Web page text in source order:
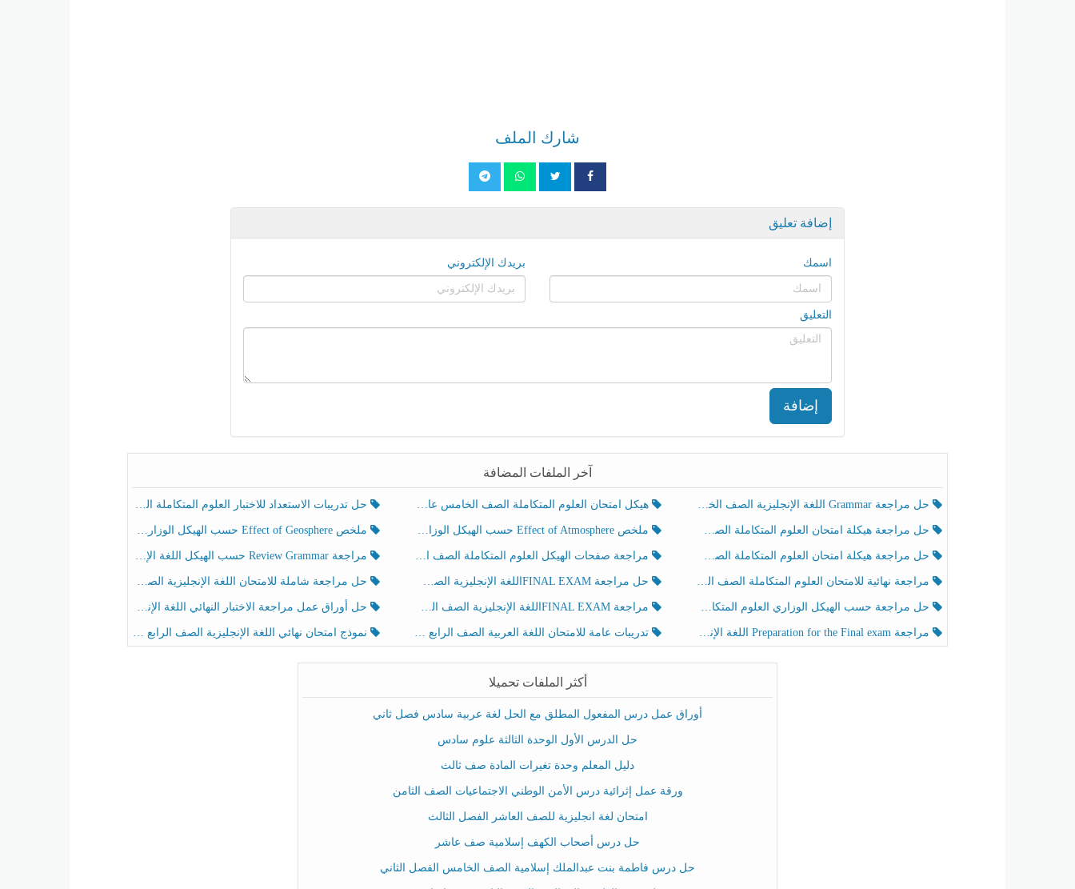
شارك الملف
إضافة تعليق
اسمك بريدك الإلكتروني
التعليق
إضافة
آخر الملفات المضافة
حل مراجعة Grammar اللغة الإنجليزية الصف الخامس الفصل الثالث هيكل امتحان العلوم المتكاملة الصف الخامس عام الفصل الدراسي الثالث 2025-2026 حل تدريبات الاستعداد للاختبار العلوم المتكاملة الصف الخامس عام الفصل الثالث
حل مراجعة هيكلة امتحان العلوم المتكاملة الصف الخامس انسبير الفصل الثالث ملخص Effect of Atmosphere حسب الهيكل الوزاري العلوم المتكاملة الصف الخامس انسبير الفصل الثالث ملخص Effect of Geosphere حسب الهيكل الوزاري العلوم المتكاملة الصف الخامس انسبير الفصل الثالث
حل مراجعة هيكلة امتحان العلوم المتكاملة الصف الخامس عام الفصل الثالث مراجعة صفحات الهيكل العلوم المتكاملة الصف الخامس انسبير الفصل الثالث مراجعة Review Grammar حسب الهيكل اللغة الإنجليزية الصف الخامس الفصل الثالث
مراجعة نهائية للامتحان العلوم المتكاملة الصف الخامس انسبير الفصل الثالث حل مراجعة FINAL EXAMاللغة الإنجليزية الصف الخامس الفصل الثالث حل مراجعة شاملة للامتحان اللغة الإنجليزية الصف الخامس الفصل الثالث
حل مراجعة حسب الهيكل الوزاري العلوم المتكاملة الصف الخامس عام الفصل الثالث مراجعة FINAL EXAMاللغة الإنجليزية الصف الخامس الفصل الثالث حل أوراق عمل مراجعة الاختبار النهائي اللغة الإنجليزية الصف الرابع الفصل الثالث
مراجعة Preparation for the Final exam اللغة الإنجليزية الصف الرابع الفصل الثالث تدريبات عامة للامتحان اللغة العربية الصف الرابع الفصل الثالث نموذج امتحان نهائي اللغة الإنجليزية الصف الرابع الفصل الثالث
أكثر الملفات تحميلا
أوراق عمل درس المفعول المطلق مع الحل لغة عربية سادس فصل ثاني
حل الدرس الأول الوحدة الثالثة علوم سادس
دليل المعلم وحدة تغيرات المادة صف ثالث
ورقة عمل إثرائية درس الأمن الوطني الاجتماعيات الصف الثامن
امتحان لغة انجليزية للصف العاشر الفصل الثالث
حل درس أصحاب الكهف إسلامية صف عاشر
حل درس فاطمة بنت عبدالملك إسلامية الصف الخامس الفصل الثاني